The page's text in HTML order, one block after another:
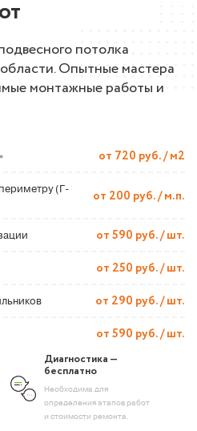
потолка
Опытные мастера
монтажные работы и
от 720 руб. / м2
(Г-
от 200 руб. / м.п.
от 590 руб. / шт.
от 250 руб. / шт.
от 290 руб. / шт.
от 590 руб. / шт.
Диагностика —
бесплатно
Необходима для
определения этапов работ
и стоимости ремонта.